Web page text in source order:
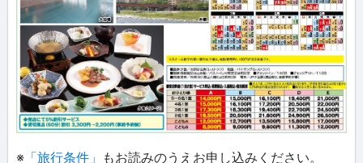
※ 「旅行条件」 もお読みのうえお申し込みください。